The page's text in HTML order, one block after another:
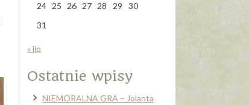
24
25 26 27 28 29
30
31
« lip
Ostatnie wpisy
NIEMORALNA GRA – Jolanta